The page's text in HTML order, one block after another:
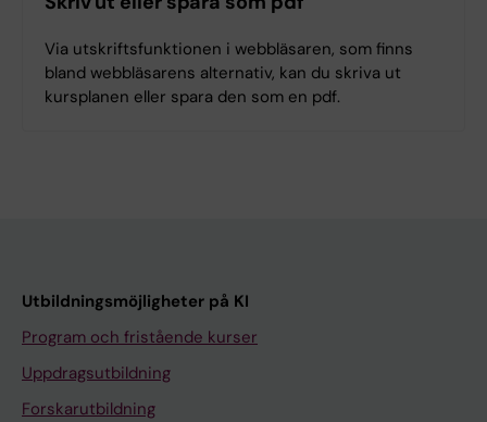
Via utskriftsfunktionen i webbläsaren, som finns
bland webbläsarens alternativ, kan du skriva ut
kursplanen eller spara den som en pdf.
Utbildningsmöjligheter på KI
Program och fristående kurser
Uppdragsutbildning
Forskarutbildning